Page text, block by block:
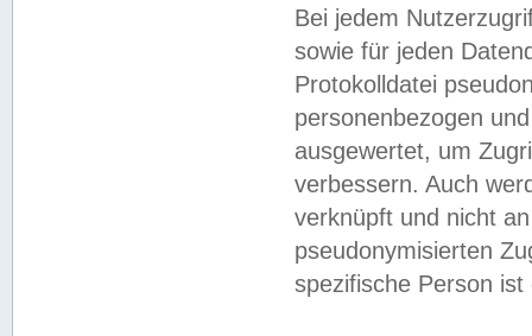
Bei jedem
sowie für jeden
Protokolldatei
personenbezogen
ausgewertet, um
verbessern. Auch
verknüpft und nicht
pseudonymisierten
spezifische Person